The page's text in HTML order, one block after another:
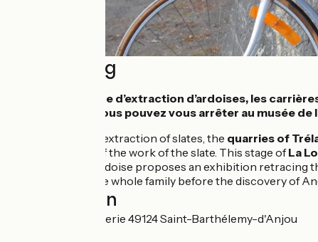
Beschrijving
Ancienne carrière d’extraction d’ardoises, les
La Loire à Vélo vous pouvez vous arrêter au musée
Former quarry of extraction of slates, the quarries of
and the passion of the work of the slate. This stage ofLa
The Musée de l'Ardoise proposes an exhibition
guaranteed for the whole family before the discovery of
Localisation
66 e Rue de la Paperie 49124 Saint-Barthélemy-d'Anjou